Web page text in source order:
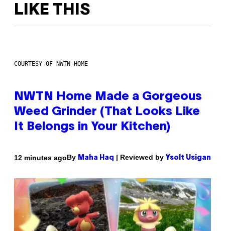
LIKE THIS
COURTESY OF NWTN HOME
NWTN Home Made a Gorgeous
Weed Grinder (That Looks Like
It Belongs in Your Kitchen)
12 minutes agoBy Maha Haq | Reviewed by Ysolt Usigan